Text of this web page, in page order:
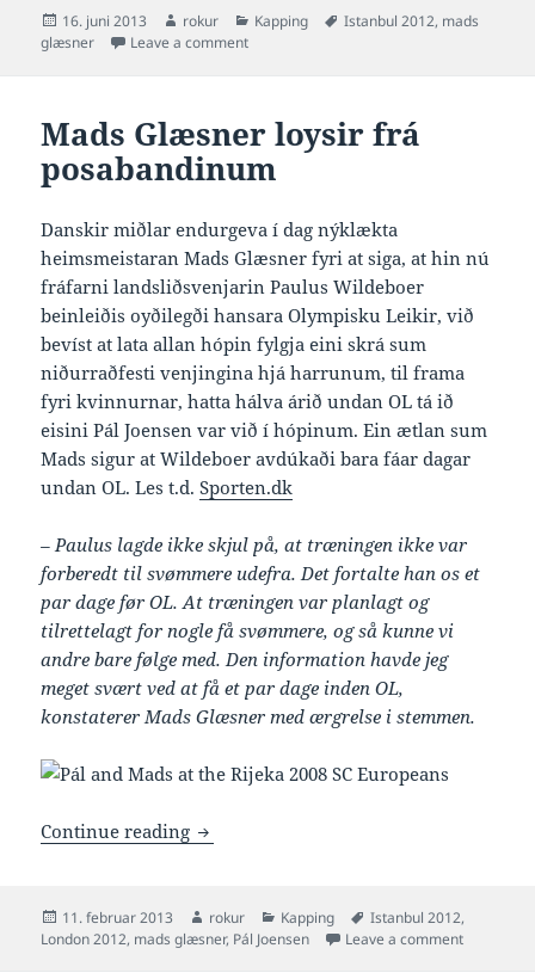
Posted
on
16. juni 2013 Author
rokur Categories
Kapping Tags
Istanbul 2012, mads
glæsner
Leave a commenton Mads Glæsner dømdur 3 mánaðar
Mads Glæsner loysir frá
posabandinum
Danskir miðlar endurgeva í dag nýklækta
heimsmeistaran Mads Glæsner fyri at siga, at hin nú
fráfarni landsliðsvenjarin Paulus Wildeboer
beinleiðis oyðilegði hansara Olympisku Leikir, við
bevíst at lata allan hópin fylgja eini skrá sum
niðurraðfesti venjingina hjá harrunum, til frama
fyri kvinnurnar, hatta hálva árið undan OL tá ið
eisini Pál Joensen var við í hópinum. Ein ætlan sum
Mads sigur at Wildeboer avdúkaði bara fáar dagar
undan OL. Les t.d.Sporten.dk
– Paulus lagde ikke skjul på, at træningen ikke var
forberedt til svømmere udefra. Det fortalte han os et
par dage før OL. At træningen var planlagt og
tilrettelagt for nogle få svømmere, og så kunne vi
andre bare følge med. Den information havde jeg
meget svært ved at få et par dage inden OL,
konstaterer Mads Glæsner med ærgrelse i stemmen.
Continue reading Mads Glæsner loysir frá posabandinum
Posted
on
11. februar 2013 Author
rokur Categories
Kapping Tags
Istanbul 2012,
London 2012, mads glæsner, Pál Joensen Leave a commenton Mads